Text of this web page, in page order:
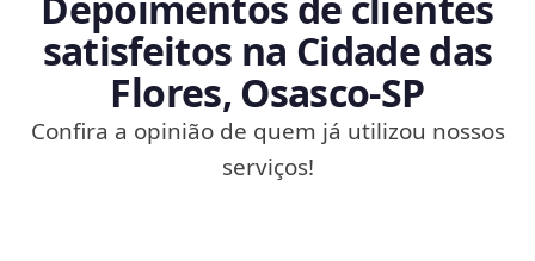
satisfeitos na Cidade das
Flores, Osasco‑SP
Confira a opinião de quem já utilizou nossos
serviços!